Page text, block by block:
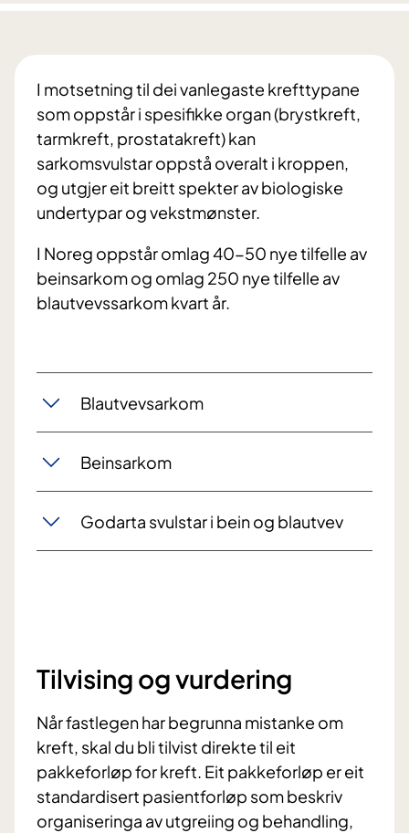
I motsetning til dei vanlegaste krefttypane
som oppstår i spesifikke organ (brystkreft,
tarmkreft, prostatakreft) kan
sarkomsvulstar oppstå overalt i kroppen,
og utgjer eit breitt spekter av biologiske
undertypar og vekstmønster.
I Noreg oppstår omlag 40-50 nye tilfelle av
beinsarkom og omlag 250 nye tilfelle av
blautvevssarkom kvart år.
Blautvevsarkom
Beinsarkom
Godarta svulstar i bein og blautvev
Tilvising og vurdering
Når fastlegen har begrunna mistanke om
kreft, skal du bli tilvist direkte til eit
pakkeforløp for kreft. Eit pakkeforløp er eit
standardisert pasientforløp som beskriv
organiseringa av utgreiing og behandling,